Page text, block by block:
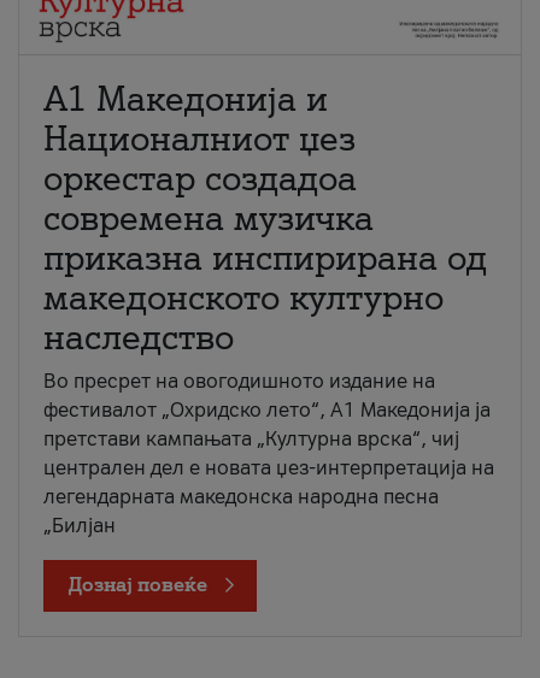
А1 Македонија и
Националниот џез
оркестар создадоа
современа музичка
приказна инспирирана од
македонското културно
наследство
Во пресрет на овогодишното издание на
фестивалот „Охридско лето“, А1 Македонија ја
претстави кампањата „Културна врска“, чиј
централен дел е новата џез-интерпретација на
легендарната македонска народна песна
„Билјан
Дознај повеќе